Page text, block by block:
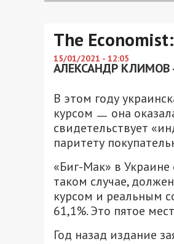
The
15/01/2021 - 12:05
АЛЕКСАНДР КЛИМОВ
В этом году
курсом ㅡ она
свидетельствует
паритету
«Биг-Мак» в
таком случае,
курсом и реальным
61,1%. Это пятое
Год назад издание